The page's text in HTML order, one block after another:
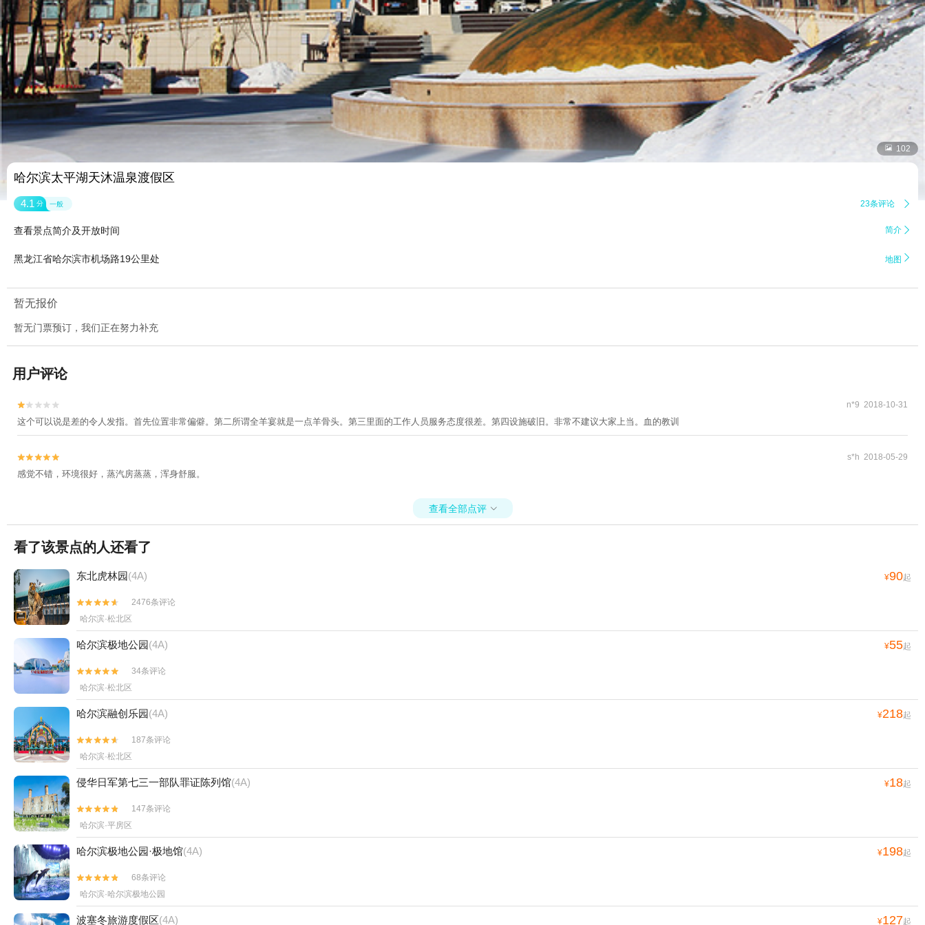
 102
哈尔滨太平湖天沐温泉渡假区
4.1 分 一般 23条评论 
查看景点简介及开放时间 简介 
黑龙江省哈尔滨市机场路19公里处 地图 
暂无报价
暂无门票预订，我们正在努力补充
用户评论

 n*9 2018-10-31
这个可以说是差的令人发指。首先位置非常偏僻。第二所谓全羊宴就是一点羊骨头。第三里面的工作人员服务态度很差。第四设施破旧。非常不建议大家上当。血的教训

 s*h 2018-05-29
感觉不错，环境很好，蒸汽房蒸蒸，浑身舒服。
查看全部点评 
看了该景点的人还看了
东北虎林园(4A) ¥90起


2476条评论
哈尔滨·松北区
哈尔滨极地公园(4A) ¥55起


34条评论
哈尔滨·松北区
哈尔滨融创乐园(4A) ¥218起


187条评论
哈尔滨·松北区
侵华日军第七三一部队罪证陈列馆(4A) ¥18起


147条评论
哈尔滨·平房区
哈尔滨极地公园·极地馆(4A) ¥198起


68条评论
哈尔滨·哈尔滨极地公园
波塞冬旅游度假区(4A) ¥127起